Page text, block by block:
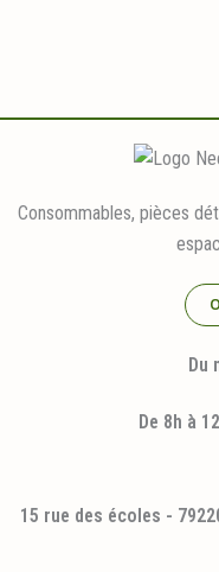
Consommables, pièces
Du
De 8h à
15 rue des écoles -